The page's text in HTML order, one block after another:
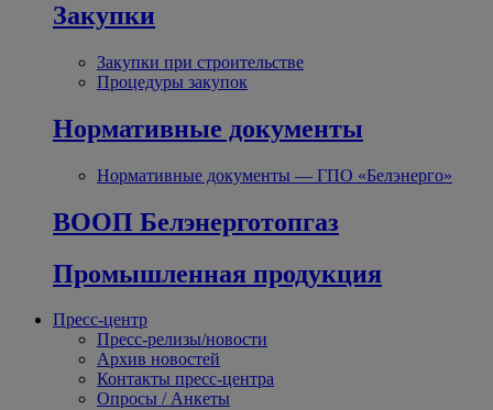
Закупки
Закупки при строительстве
Процедуры закупок
Нормативные документы
Нормативные документы — ГПО «Белэнерго»
ВООП Белэнерготопгаз
Промышленная продукция
Пресс-центр
Пресс-релизы/новости
Архив новостей
Контакты пресс-центра
Опросы / Анкеты